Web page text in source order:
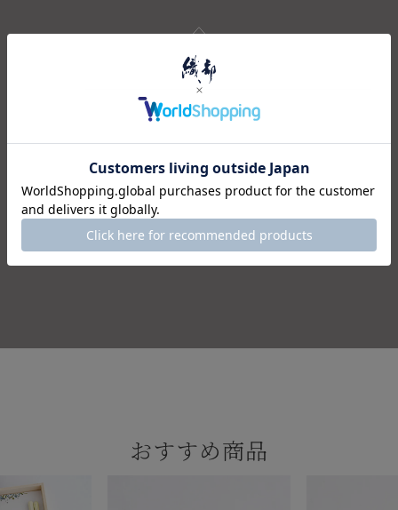
注意事項
おすすめ商品